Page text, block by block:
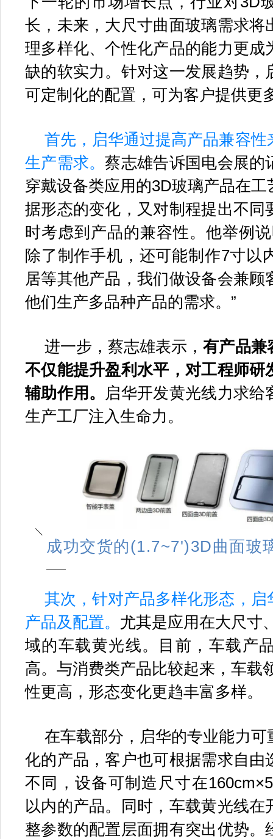
长，未来，大尺寸曲面玻璃需求将
理多样化、个性化产品的能力更成
缺的软实力。针对这一发展趋势，
可定制化的配置，可为客户提供更
首先，启华通过提高产品兼容
生产需求。蔡志雄告诉国电会展的
穿戴设备类应用的3D玻璃产品在
据形态的变化，又对制程提出不同
时考虑到产品的兼容性。他举例
除了制作手机，还可能制作7寸以
居等其他产品，我们做设备会兼顾
他们生产多品种产品的需求。”
进一步，蔡志雄表示，有产品兼
不仅能提升盈利水平，对工程师研
辅助作用。 启华开发黄光线力求给
生产工厂注入生命力。
成功交货的(1.7~7')3D曲面玻
其次，针对产品多样化形态，
产品及配置。 尤其是应用在大尺寸
域的车载黄光线。目前，车载产
高。与消费类产品比较起来，车载
性更高，形态变化更趋丰富多样。
在车载部分，启华的专业能力
化的产品，客户也可根据需求自由
不同，设备可制造尺寸在
以内的产品。同时，车载黄光线在
整参数的配置层面拥有突出优势。